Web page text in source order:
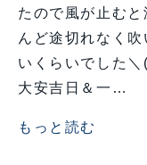
たので風が止む
んど途切れなく
いくらいでした
大安吉日＆一…
もっと読む